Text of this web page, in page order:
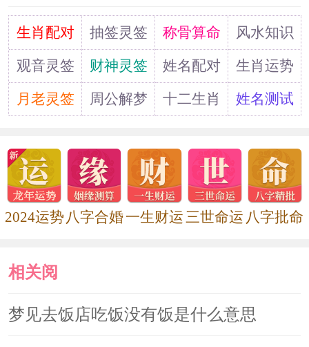
道生肖配对 抽签灵签 称骨算命
风水知识
观音灵签
财神灵签 姓名配对
生肖运势
月老灵签
周公解梦 十二生肖 姓名测试
2024运势 八字合婚一生财运三世命运 八字批命
相关阅
读
梦见去饭店吃饭没有饭是什么意思